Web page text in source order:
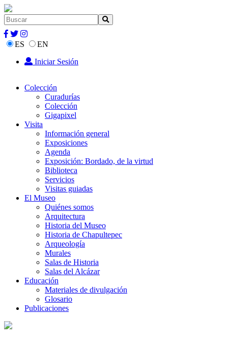
ES
EN
Iniciar Sesión
Colección
Curadurías
Colección
Gigapixel
Visita
Información general
Exposiciones
Agenda
Exposición: Bordado, de la virtud
Biblioteca
Servicios
Visitas guiadas
El Museo
Quiénes somos
Arquitectura
Historia del Museo
Historia de Chapultepec
Arqueología
Murales
Salas de Historia
Salas del Alcázar
Educación
Materiales de divulgación
Glosario
Publicaciones